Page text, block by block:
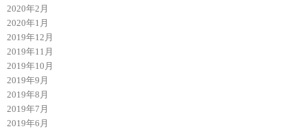
2020年2月
2020年1月
2019年12月
2019年11月
2019年10月
2019年9月
2019年8月
2019年7月
2019年6月